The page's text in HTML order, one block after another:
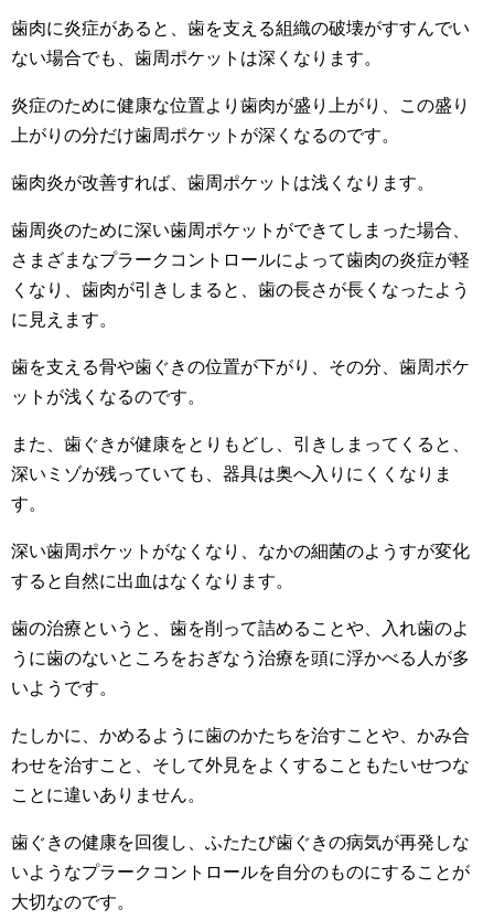
歯肉に炎症があると、歯を支える組織の破壊がすすんでい
ない場合でも、歯周ポケットは深くなります。
炎症のために健康な位置より歯肉が盛り上がり、この盛り
上がりの分だけ歯周ポケットが深くなるのです。
歯肉炎が改善すれば、歯周ポケットは浅くなります。
歯周炎のために深い歯周ポケットができてしまった場合、
さまざまなプラークコントロールによって歯肉の炎症が軽
くなり、歯肉が引きしまると、歯の長さが長くなったよう
に見えます。
歯を支える骨や歯ぐきの位置が下がり、その分、歯周ポケ
ットが浅くなるのです。
また、歯ぐきが健康をとりもどし、引きしまってくると、
深いミゾが残っていても、器具は奥へ入りにくくなりま
す。
深い歯周ポケットがなくなり、なかの細菌のようすが変化
すると自然に出血はなくなります。
歯の治療というと、歯を削って詰めることや、入れ歯のよ
うに歯のないところをおぎなう治療を頭に浮かべる人が多
いようです。
たしかに、かめるように歯のかたちを治すことや、かみ合
わせを治すこと、そして外見をよくすることもたいせつな
ことに違いありません。
歯ぐきの健康を回復し、ふたたび歯ぐきの病気が再発しな
いようなプラークコントロールを自分のものにすることが
大切なのです。